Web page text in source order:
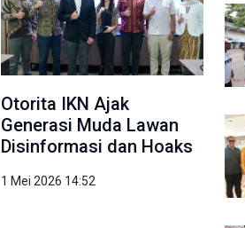
Otorita IKN Ajak
Generasi Muda Lawan
Disinformasi dan Hoaks
1 Mei 2026 14:52